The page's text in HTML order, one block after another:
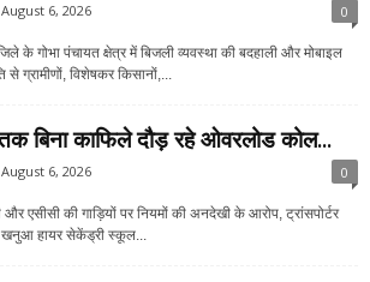
August 6, 2026 0
के गोभा पंचायत क्षेत्र में बिजली व्यवस्था की बदहाली और मोबाइल
से ग्रामीणों, विशेषकर किसानों,...
बिना काफिले दौड़ रहे ओवरलोड कोल...
August 6, 2026 0
और एसीसी की गाड़ियों पर नियमों की अनदेखी के आरोप, ट्रांसपोर्टर
खनुआ हायर सेकेंड्री स्कूल...